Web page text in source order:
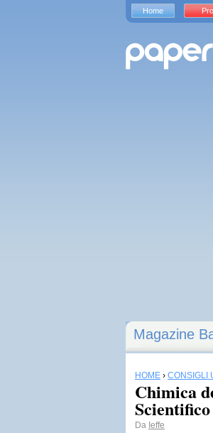
Magazine
HOME › CONSIGLI
Chimica
Scientifico
Da Ieffe
Home